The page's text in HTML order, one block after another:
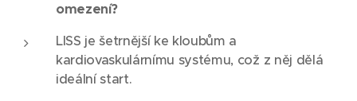
omezení?
LISS je šetrnější ke kloubům a
kardiovaskulárnímu systému, což z něj dělá
ideální start.